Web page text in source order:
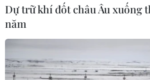
Dự trữ khí đốt châu Âu xuống
năm